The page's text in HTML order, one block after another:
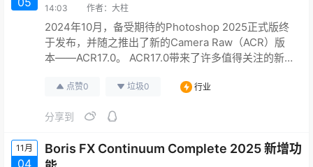
14:03 作者： 大柱
2024年10月，备受期待的Photoshop 2025正式版终
于发布，并随之推出了新的Camera Raw（ACR）版
本——ACR17.0。 ACR17.0带来了许多值得关注的新特
线，将极大改善用户对图像处理的控制力。 通过AI技
和对象删除，不仅提升了编辑的效率，也让复杂的图
点赞0 垃圾0 行业
分享到
11月
04
Boris FX Continuum Complete 2025 新增功